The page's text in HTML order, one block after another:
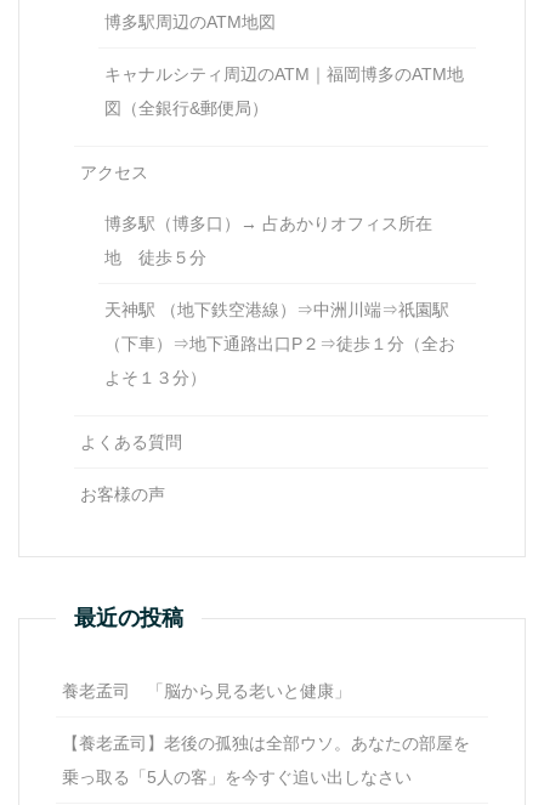
博多駅周辺のATM地図
キャナルシティ周辺のATM｜福岡博多のATM地
図（全銀行&郵便局）
アクセス
博多駅（博多口）→ 占あかりオフィス所在
地 徒歩５分
天神駅 （地下鉄空港線）⇒中洲川端⇒祇園駅
（下車）⇒地下通路出口P２⇒徒歩１分（全お
よそ１３分）
よくある質問
お客様の声
最近の投稿
養老孟司 「脳から見る老いと健康」
【養老孟司】老後の孤独は全部ウソ。あなたの部屋を
乗っ取る「5人の客」を今すぐ追い出しなさい